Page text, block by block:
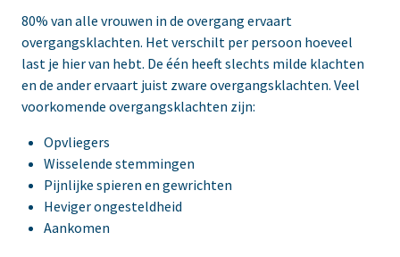
80% van alle vrouwen in de overgang ervaart
overgangsklachten. Het verschilt per persoon hoeveel
last je hier van hebt. De één heeft slechts milde klachten
en de ander ervaart juist zware overgangsklachten. Veel
voorkomende overgangsklachten zijn:
Opvliegers
Wisselende stemmingen
Pijnlijke spieren en gewrichten
Heviger ongesteldheid
Aankomen